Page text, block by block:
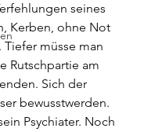
seines
Kerben, ohne Not
müsse man
Rutschpartie am
Sich der
bewusstwerden.
Psychiater. Noch